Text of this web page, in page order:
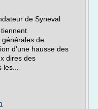
de Syneval
générales de
d'une hausse des
dires des